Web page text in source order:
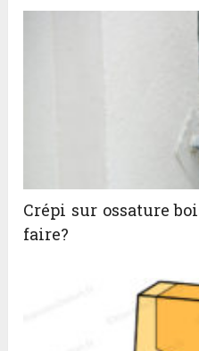
Crépi sur ossature
faire?